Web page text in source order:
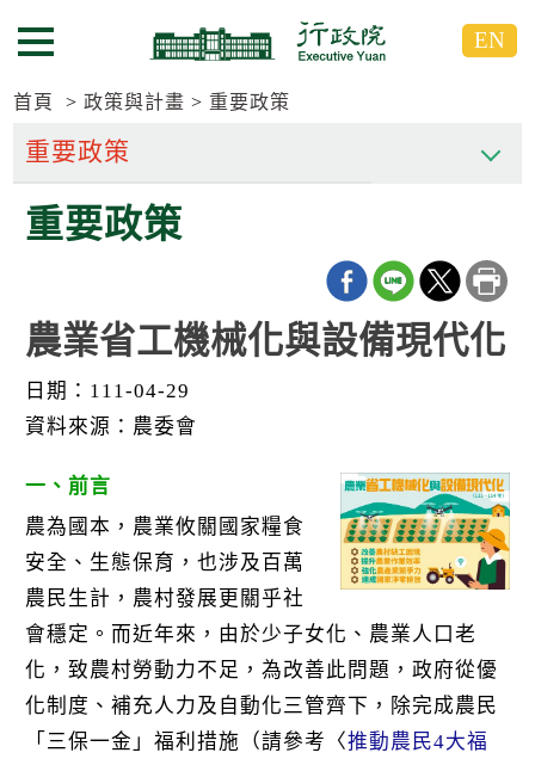
到
要
區
到
要
區
選單按鈕 EN
首頁 政策與計畫 重要政策
重要政策
農業省工機械化與設備現代化
日期：111-04-29
資料來源：農委會
一、前言
農為國本，農業攸關國家糧食
安全、生態保育，也涉及百萬
農民生計，農村發展更關乎社
會穩定。而近年來，由於少子女化、農業人口老
化，致農村勞動力不足，為改善此問題，政府從優
化制度、補充人力及自動化三管齊下，除完成農民
「三保一金」福利措施（請參考〈推動農民4大福